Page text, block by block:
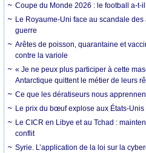
Coupe du Monde 2026 : le football a-t-
Le Royaume-Uni face au scandale des
guerre
Arêtes de poisson, quarantaine et
contre la variole
« Je ne peux plus participer à cette
Antarctique quittent le métier de leurs
Ce que les dératiseurs nous
Le prix du bœuf explose aux États-
Le CICR en Libye et au Tchad :
conflit
Syrie. L’application de la loi sur la